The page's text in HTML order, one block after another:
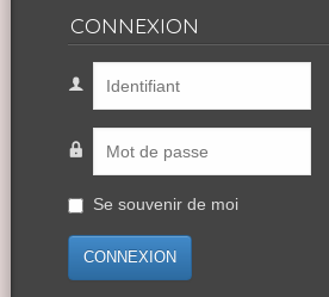
CONNEXION
Se souvenir de moi
CONNEXION